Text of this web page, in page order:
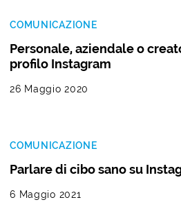
COMUNICAZIONE
Personale, aziendale o
profilo Instagram
26 Maggio 2020
COMUNICAZIONE
Parlare di cibo sano su
6 Maggio 2021